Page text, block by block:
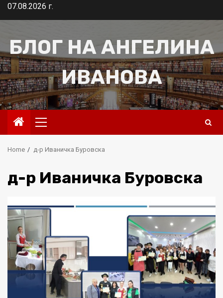
Skip07.08.2026 г.
БЛОГ НА АНГЕЛИНА
ИВАНОВА
Primary
Menu
Home д-р Иваничка Буровска
д-р Иваничка Буровска